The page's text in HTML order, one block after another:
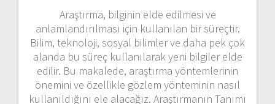
Araştırma, bilginin elde edilmesi ve
anlamlandırılması için kullanılan bir süreçtir.
Bilim, teknoloji, sosyal bilimler ve daha pek çok
alanda bu süreç kullanılarak yeni bilgiler elde
edilir. Bu makalede, araştırma yöntemlerinin
önemini ve özellikle gözlem yönteminin nasıl
kullanıldığını ele alacağız. Araştırmanın Tanımı